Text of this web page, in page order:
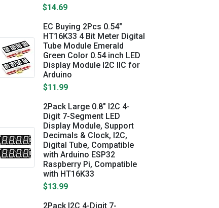
$14.69
EC Buying 2Pcs 0.54"
HT16K33 4 Bit Meter Digital
Tube Module Emerald
Green Color 0.54 inch LED
Display Module I2C IIC for
Arduino
$11.99
2Pack Large 0.8" I2C 4-
Digit 7-Segment LED
Display Module, Support
Decimals & Clock, I2C,
Digital Tube, Compatible
with Arduino ESP32
Raspberry Pi, Compatible
with HT16K33
$13.99
2Pack I2C 4-Digit 7-